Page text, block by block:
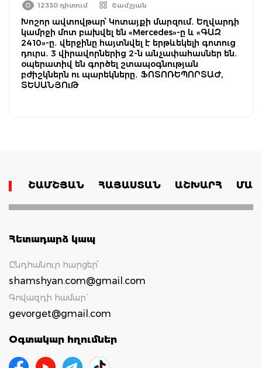
12330 դիտում Շամշյան
Խոշոր ավտովթար՝ Կոտայքի մարզում․ Եղվարդի
կամրջի մոտ բախվել են «Mercedes»-ը և «ԳԱԶ
2410»-ը․ վերջինը հայտնվել է երթևեկելի գոտուց
դուրս․ 3 վիրավորներից 2-ն անչափահասներ են․
օպերատիվ են գործել շտապօգնության
բժիշկներն ու պարեկները․ ՖՈՏՈՌԵՊՈՐՏԱԺ,
ՏԵՍԱՆՅՈւԹ
ՇԱՄՇՅԱՆ ՀԱՅԱՍՏԱՆ ԱՇԽԱՐՀ
Հետադարձ կապ
Ընդհանուր հարցեր՝
shamshyan.com@gmail.com
Գովազդի համար`
gevorget@gmail.com
Օգտակար հղումներ